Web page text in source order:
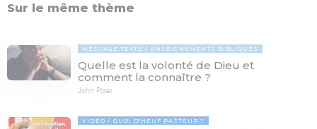
Sur le même thème
MESSAGE TEXTE ENSEIGNEMENTS BIBLIQUES
Quelle est la volonté de Dieu et
comment la connaître ?
John Piper
VIDÉO QUOI D'NEUF PASTEUR ?